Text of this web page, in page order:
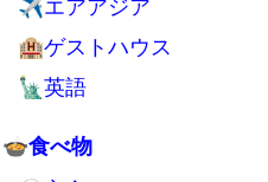
⛺ノマドと旅行
👑タイ